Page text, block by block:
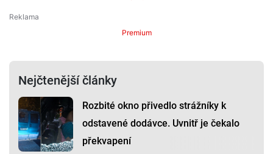
Premium
Nejčtenější články
Rozbité okno přivedlo strážníky k
odstavené dodávce. Uvnitř je čekalo
překvapení